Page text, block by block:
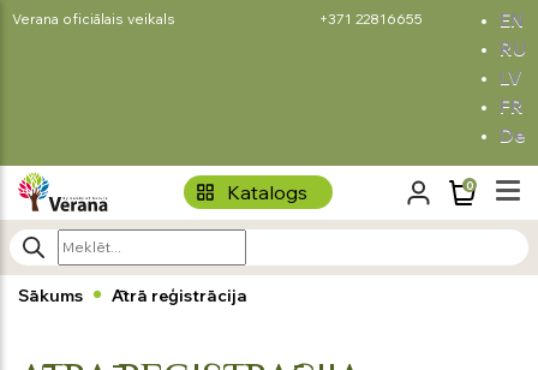
Verana oficiālais veikals
EN
RU
LV
FR
De
+371 22816655
Katalogs 0
Sākums Ātrā reģistrācija